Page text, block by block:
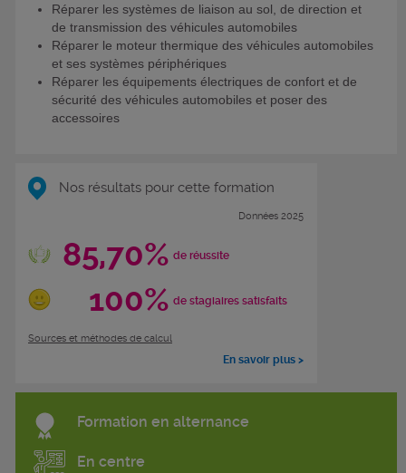
Réparer les systèmes de liaison au sol, de direction et
de transmission des véhicules automobiles
Réparer le moteur thermique des véhicules automobiles
et ses systèmes périphériques
Réparer les équipements électriques de confort et de
sécurité des véhicules automobiles et poser des
accessoires
Nos résultats pour cette formation
Données 2025
85,70% de réussite
100% de stagiaires satisfaits
Sources et méthodes de calcul
En savoir plus >
Formation en alternance
En centre